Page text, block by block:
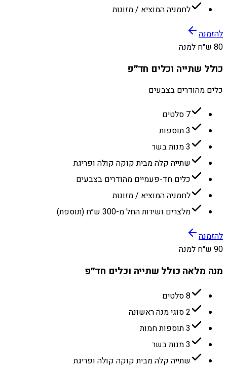
לחמניה המוציא / מזונות
להזמנה
80 ש״ח למנה
כולל שתייה וכלים חד״פ
כלים מהודרים בצבעים
7 סלטים
3 תוספות
3 מנות בשר
שתייה קלה מבית קוקה קולה ופריגת
כלים חד-פעמיים מהודרים בצבעים
לחמניה המוציא / מזונות
מלצרים ושירות החל מ-300 ש״ח (תוספת)
להזמנה
90 ש״ח למנה
מנה מלאה כולל שתייה וכלים חד״פ
8 סלטים
2 סוגי מנה ראשונה
3 תוספות חמות
3 מנות בשר
שתייה קלה מבית קוקה קולה ופריגת